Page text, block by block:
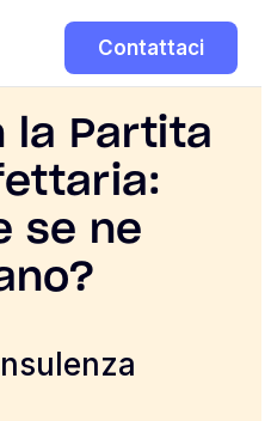
Contattaci
la Partita
se ne